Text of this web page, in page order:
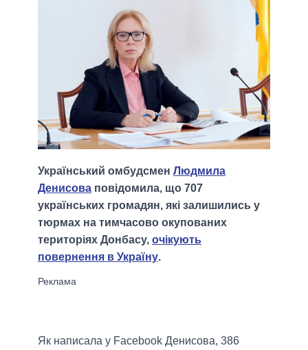
Український омбудсмен Людмила
Денисова повідомила, що 707
українських громадян, які залишились у
тюрмах на тимчасово окупованих
територіях Донбасу, очікують
повернення в Україну.
Як написала у Facebook Денисова, 386